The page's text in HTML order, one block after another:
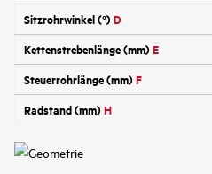
Sitzrohrwinkel (°)D
Kettenstrebenlänge (mm)E
Steuerrohrlänge (mm)F
Radstand (mm)H